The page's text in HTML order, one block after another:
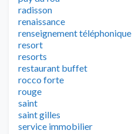
radisson
renaissance
renseignement téléphonique
resort
resorts
restaurant buffet
rocco forte
rouge
saint
saint gilles
service immobilier